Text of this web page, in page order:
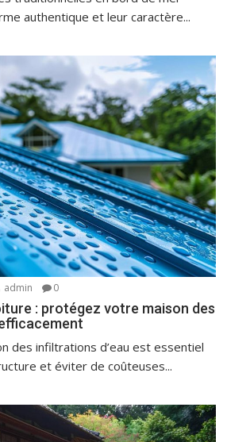
authentique et leur caractère...
admin 0
: protégez votre maison des
des infiltrations d’eau est essentiel
et éviter de coûteuses...